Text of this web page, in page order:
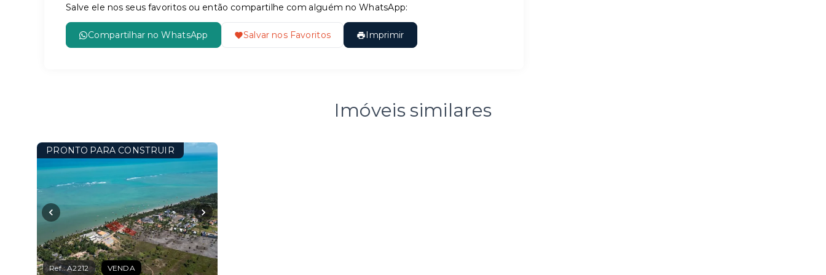
Salve ele nos seus favoritos ou então compartilhe com alguém no WhatsApp:
Compartilhar no WhatsApp Salvar nos Favoritos Imprimir
Imóveis similares
PRONTO PARA CONSTRUIR
Ref.:A2212 VENDA